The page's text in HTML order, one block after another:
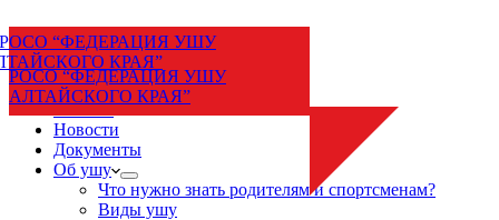
РОСО “ФЕДЕРАЦИЯ УШУ
АЛТАЙСКОГО КРАЯ”
Главная
Новости
Документы
Об ушу
Что нужно знать родителям и спортсменам?
Виды ушу